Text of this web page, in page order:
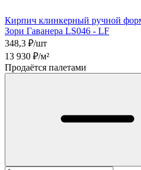
Кирпич клинкерный ручной
Зори Гаванера LS046 - LF
348,3 ₽/шт
13 930 ₽/м²
Продаётся палетами